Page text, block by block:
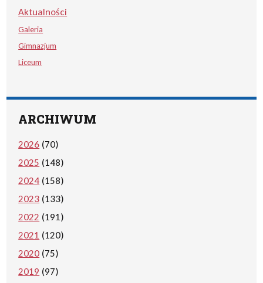
Aktualności
Galeria
Gimnazjum
Liceum
ARCHIWUM
2026 (70)
2025 (148)
2024 (158)
2023 (133)
2022 (191)
2021 (120)
2020 (75)
2019 (97)